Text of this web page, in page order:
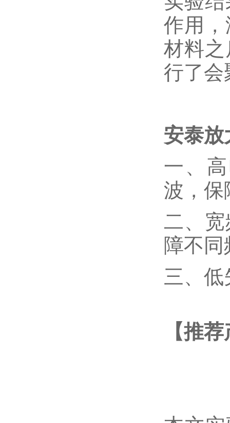
作用
材料
行了会
安泰放
一、
波，保
二、
障不
三、
【推